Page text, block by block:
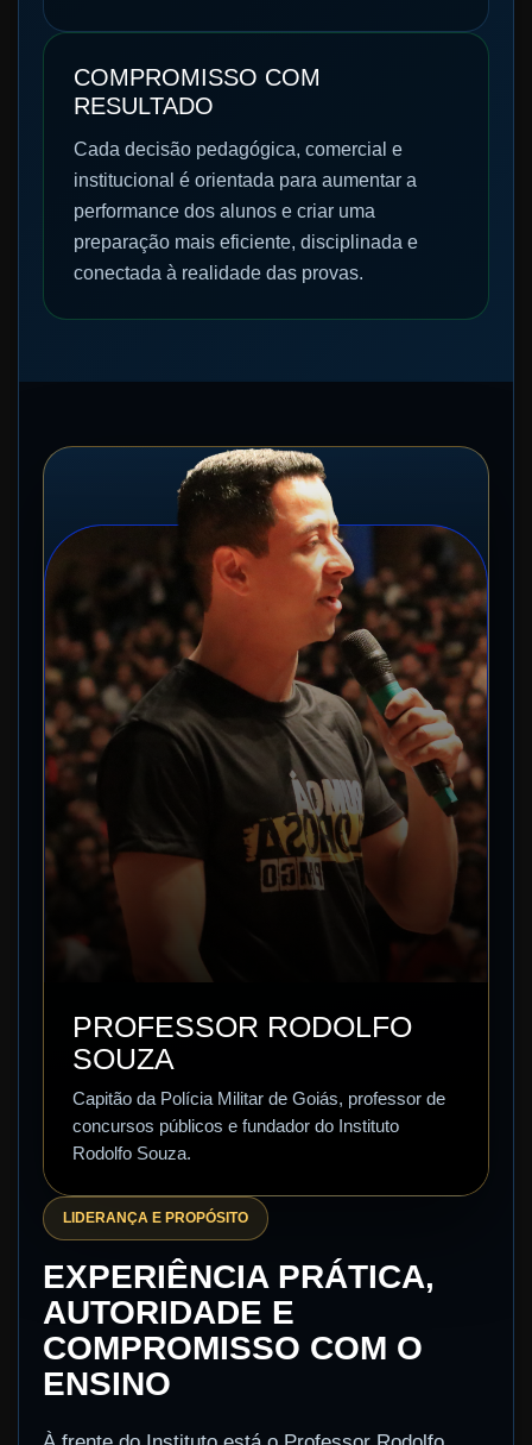
COMPROMISSO COM
RESULTADO
Cada decisão pedagógica, comercial e
institucional é orientada para aumentar a
performance dos alunos e criar uma
preparação mais eficiente, disciplinada e
conectada à realidade das provas.
PROFESSOR RODOLFO
SOUZA
Capitão da Polícia Militar de Goiás, professor de
concursos públicos e fundador do Instituto
Rodolfo Souza.
LIDERANÇA E PROPÓSITO
EXPERIÊNCIA PRÁTICA,
AUTORIDADE E
COMPROMISSO COM O
ENSINO